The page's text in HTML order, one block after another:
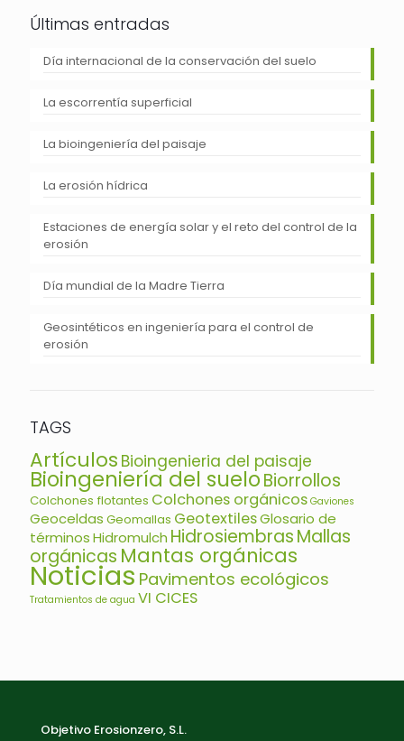
Últimas entradas
Día internacional de la conservación del suelo
La escorrentía superficial
La bioingeniería del paisaje
La erosión hídrica
Estaciones de energía solar y el reto del control de la
erosión
Día mundial de la Madre Tierra
Geosintéticos en ingeniería para el control de
erosión
TAGS
Artículos Bioingenieria del paisaje
Bioingeniería del sueloBiorrollos
Colchones flotantes Colchones orgánicos Gaviones
Geoceldas Geomallas GeotextilesGlosario de
términosHidromulch HidrosiembrasMallas
orgánicas Mantas orgánicas
Noticias Pavimentos ecológicos
Tratamientos de agua VI CICES
Objetivo Erosionzero, S.L.